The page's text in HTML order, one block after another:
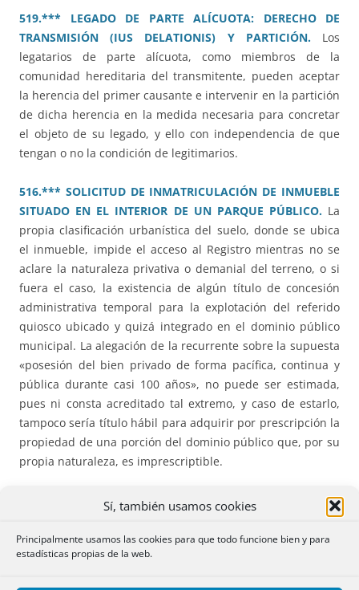
Sí, también usamos cookies
Principalmente usamos las cookies para que todo funcione bien y para
estadísticas propias de la web.
519.*** LEGADO DE PARTE ALÍCUOTA: DERECHO DE
TRANSMISIÓN (IUS DELATIONIS) Y PARTICIÓN.Los
legatarios de parte alícuota, como miembros de la
comunidad hereditaria del transmitente, pueden aceptar
la herencia del primer causante e intervenir en la partición
de dicha herencia en la medida necesaria para concretar
el objeto de su legado, y ello con independencia de que
tengan o no la condición de legitimarios.
516.*** SOLICITUD DE INMATRICULACIÓN DE INMUEBLE
SITUADO EN EL INTERIOR DE UN PARQUE PÚBLICO.La
propia clasificación urbanística del suelo, donde se ubica
el inmueble, impide el acceso al Registro mientras no se
aclare la naturaleza privativa o demanial del terreno, o si
fuera el caso, la existencia de algún título de concesión
administrativa temporal para la explotación del referido
quiosco ubicado y quizá integrado en el dominio público
municipal. La alegación de la recurrente sobre la supuesta
«posesión del bien privado de forma pacífica, continua y
pública durante casi 100 años», no puede ser estimada,
pues ni consta acreditado tal extremo, y caso de estarlo,
tampoco sería título hábil para adquirir por prescripción la
propiedad de una porción del dominio público que, por su
propia naturaleza, es imprescriptible.
508.*** LIQUIDACIÓN DE LA SOCIEDAD DE GANANCIALES
SIN QUE HAYA CONCURRIDO LA SEGUNDA ESPOSA DEL
CAUSANTE. Es necesaria la intervención de la viuda en la
liquidación la sociedad conyugal del matrimonio anterior